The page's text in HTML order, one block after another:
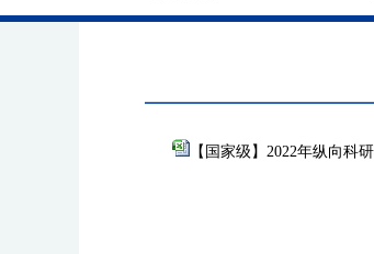
【国家级】2022年纵向科